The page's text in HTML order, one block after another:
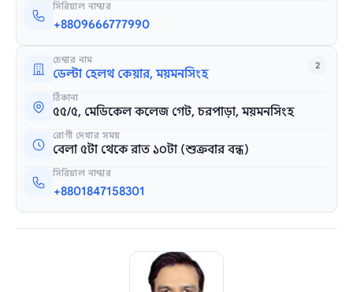
সিরিয়াল নাম্বার
+8809666777990
2
চেম্বার নাম
ডেল্টা হেলথ কেয়ার, ময়মনসিংহ
ঠিকানা
৫৫/৫, মেডিকেল কলেজ গেট, চরপাড়া, ময়মনসিংহ
রোগী দেখার সময়
বেলা ৫টা থেকে রাত ১০টা (শুক্রবার বন্ধ)
সিরিয়াল নাম্বার
+8801847158301